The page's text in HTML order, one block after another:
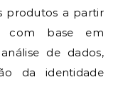
produtos a partir
com base em
de dados,
da identidade